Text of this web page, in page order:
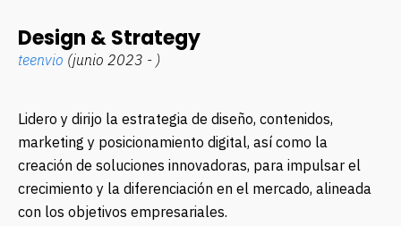
Design & Strategy
teenvio (junio 2023 - )
Lidero y dirijo la estrategia de diseño, contenidos,
marketing y posicionamiento digital, así como la
creación de soluciones innovadoras, para impulsar el
crecimiento y la diferenciación en el mercado, alineada
con los objetivos empresariales.